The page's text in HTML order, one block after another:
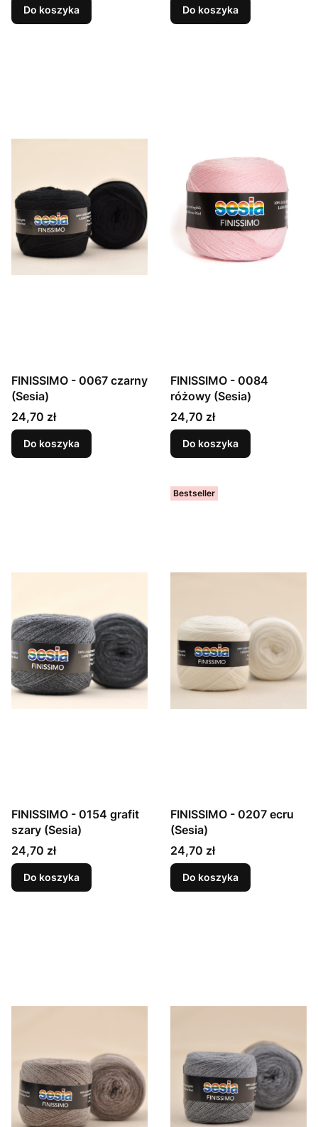
Do koszyka Do koszyka
FINISSIMO - 0067 czarny
(Sesia)
Cena
24,70 zł
Do koszyka
FINISSIMO - 0084
różowy (Sesia)
Cena
24,70 zł
Do koszyka
FINISSIMO - 0154 grafit
szary (Sesia)
Cena
24,70 zł
Do koszyka
Bestseller
FINISSIMO - 0207 ecru
(Sesia)
Cena
24,70 zł
Do koszyka